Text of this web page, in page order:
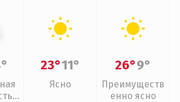
23°11°
Ясно
26°9°
Преимуществ
енно ясно